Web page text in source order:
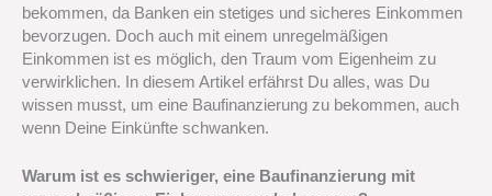
bekommen, da Banken ein stetiges und sicheres Einkommen
bevorzugen. Doch auch mit einem unregelmäßigen
Einkommen ist es möglich, den Traum vom Eigenheim zu
verwirklichen. In diesem Artikel erfährst Du alles, was Du
wissen musst, um eine Baufinanzierung zu bekommen, auch
wenn Deine Einkünfte schwanken.
Warum ist es schwieriger, eine Baufinanzierung mit